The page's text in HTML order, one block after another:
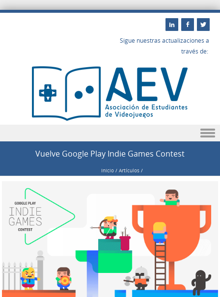
Sigue nuestras actualizaciones a
través de:
Vuelve Google Play Indie Games Contest
Inicio/ Artículos/